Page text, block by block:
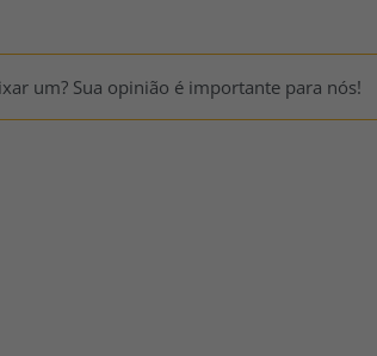
um? Sua opinião é importante para nós!